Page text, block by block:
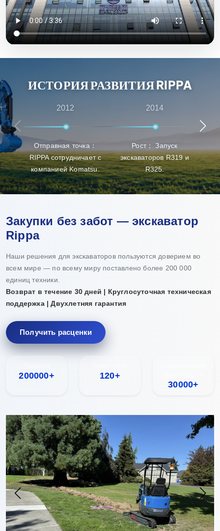
оборудование, поставляемое Rippa Machinery,
пользуется высокой репутацией во всем мире. Мы
экспортируем продукцию в основном на европейский и
высококачественной продукции. Rippa также имеет
множество агентов по всему миру, предоставляя
универсальные услуги от предпродажных
консультаций до послепродажной поддержки,
гарантируя, что клиенты получат лучший опыт в
выборе продукции, доставке и обслуживании.
ИСТОРИЯ РАЗВИТИЯ RIPPA
2012
Отправная точка：
RIPPA сотрудничает с
компанией Komatsu.
2014
Рост： Запуск
экскаваторов R319 и
R325.
Закупки без забот — экскаватор
Rippa
Наши решения для экскаваторов пользуются доверием во
всем мире — по всему миру поставлено более 200 000
единиц техники.
Возврат в течение 30 дней | Круглосуточная техническая
поддержка | Двухлетняя гарантия
Получить расценки
200000+ 120+
30000+